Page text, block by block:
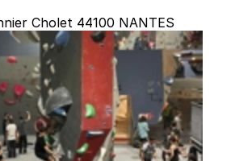
Cholet 44100 NANTES